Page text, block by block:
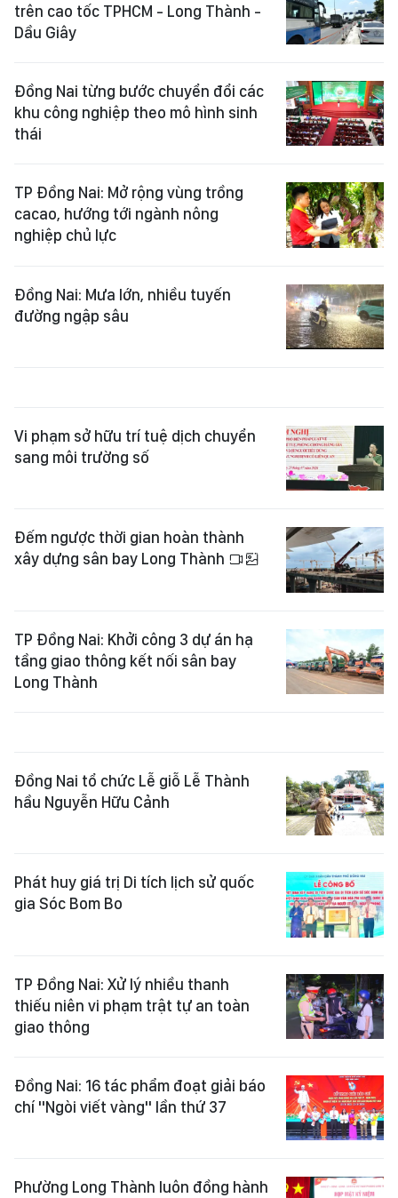
trên cao tốc TPHCM - Long Thành -
Dầu Giây
Đồng Nai từng bước chuyển đổi các
khu công nghiệp theo mô hình sinh
thái
TP Đồng Nai: Mở rộng vùng trồng
cacao, hướng tới ngành nông
nghiệp chủ lực
Đồng Nai: Mưa lớn, nhiều tuyến
đường ngập sâu
Vi phạm sở hữu trí tuệ dịch chuyển
sang môi trường số
Đếm ngược thời gian hoàn thành
xây dựng sân bay Long Thành
TP Đồng Nai: Khởi công 3 dự án hạ
tầng giao thông kết nối sân bay
Long Thành
Đồng Nai tổ chức Lễ giỗ Lễ Thành
hầu Nguyễn Hữu Cảnh
Phát huy giá trị Di tích lịch sử quốc
gia Sóc Bom Bo
TP Đồng Nai: Xử lý nhiều thanh
thiếu niên vi phạm trật tự an toàn
giao thông
Đồng Nai: 16 tác phẩm đoạt giải báo
chí "Ngòi viết vàng" lần thứ 37
Phường Long Thành luôn đồng hành